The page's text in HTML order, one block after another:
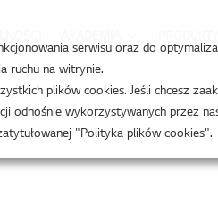
serwisu oraz do
ruchu na witrynie.
plików cookies. Jeśli chcesz
odnośnie wykorzystywanych przez
"Polityka plików cookies".